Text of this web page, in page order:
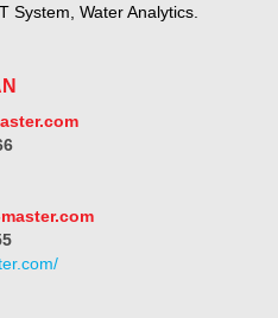
System, Water Analytics.